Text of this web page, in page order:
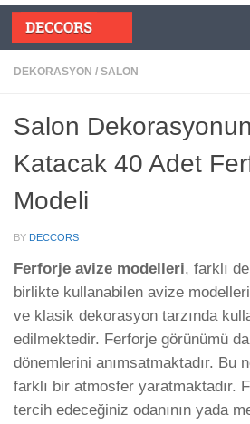
Skip to content
DEKORASYON / SALON
Salon
Katacak 40 Adet
Modeli
BY DECCORS
Ferforje avize modelleri, farklı
birlikte kullanabilen avize
ve klasik dekorasyon tarzında
edilmektedir. Ferforje görünümü
dönemlerini anımsatmaktadır. Bu
farklı bir atmosfer yaratmaktadır.
tercih edeceğiniz odanının yada